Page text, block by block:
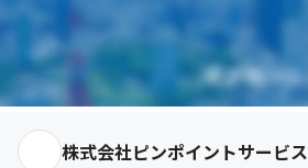
株式会社ピンポイントサービス